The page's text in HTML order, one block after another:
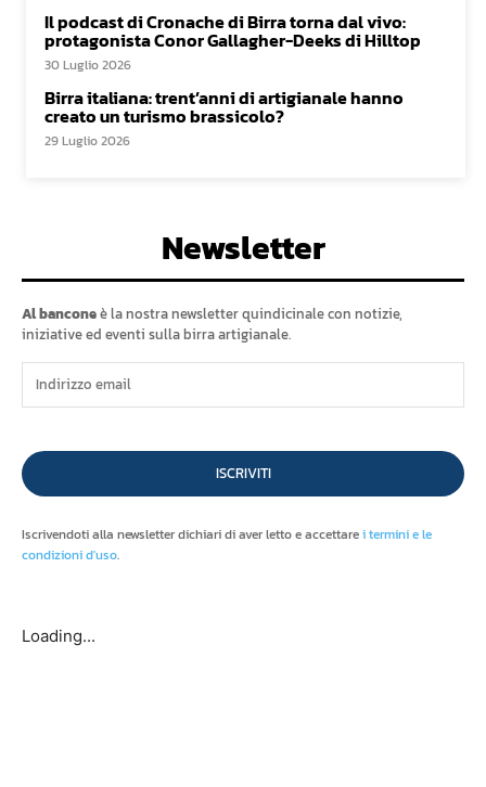
Il podcast di Cronache di Birra torna dal vivo:
protagonista Conor Gallagher-Deeks di Hilltop
30 Luglio 2026
Birra italiana: trent’anni di artigianale hanno
creato un turismo brassicolo?
29 Luglio 2026
Newsletter
Al banconeè la nostra newsletter quindicinale con notizie,
iniziative ed eventi sulla birra artigianale.
ISCRIVITI
Iscrivendoti alla newsletter dichiari di aver letto e accettarei termini e le
condizioni d'uso.
Loading...